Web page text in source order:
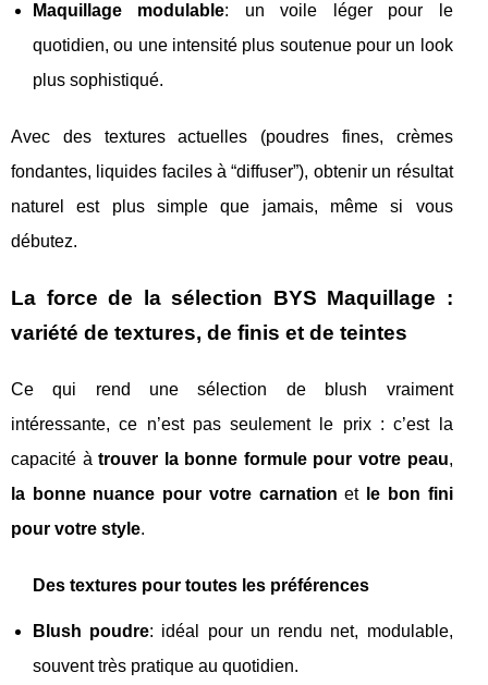
Maquillage modulable: un voile léger pour le
quotidien, ou une intensité plus soutenue pour un look
plus sophistiqué.
Avec des textures actuelles (poudres fines, crèmes
fondantes, liquides faciles à “diffuser”), obtenir un résultat
naturel est plus simple que jamais, même si vous
débutez.
La force de la sélection BYS Maquillage :
variété de textures, de finis et de teintes
Ce qui rend une sélection de blush vraiment
intéressante, ce n’est pas seulement le prix : c’est la
capacité àtrouver la bonne formule pour votre peau,
la bonne nuance pour votre carnation et le bon fini
pour votre style.
Des textures pour toutes les préférences
Blush poudre: idéal pour un rendu net, modulable,
souvent très pratique au quotidien.